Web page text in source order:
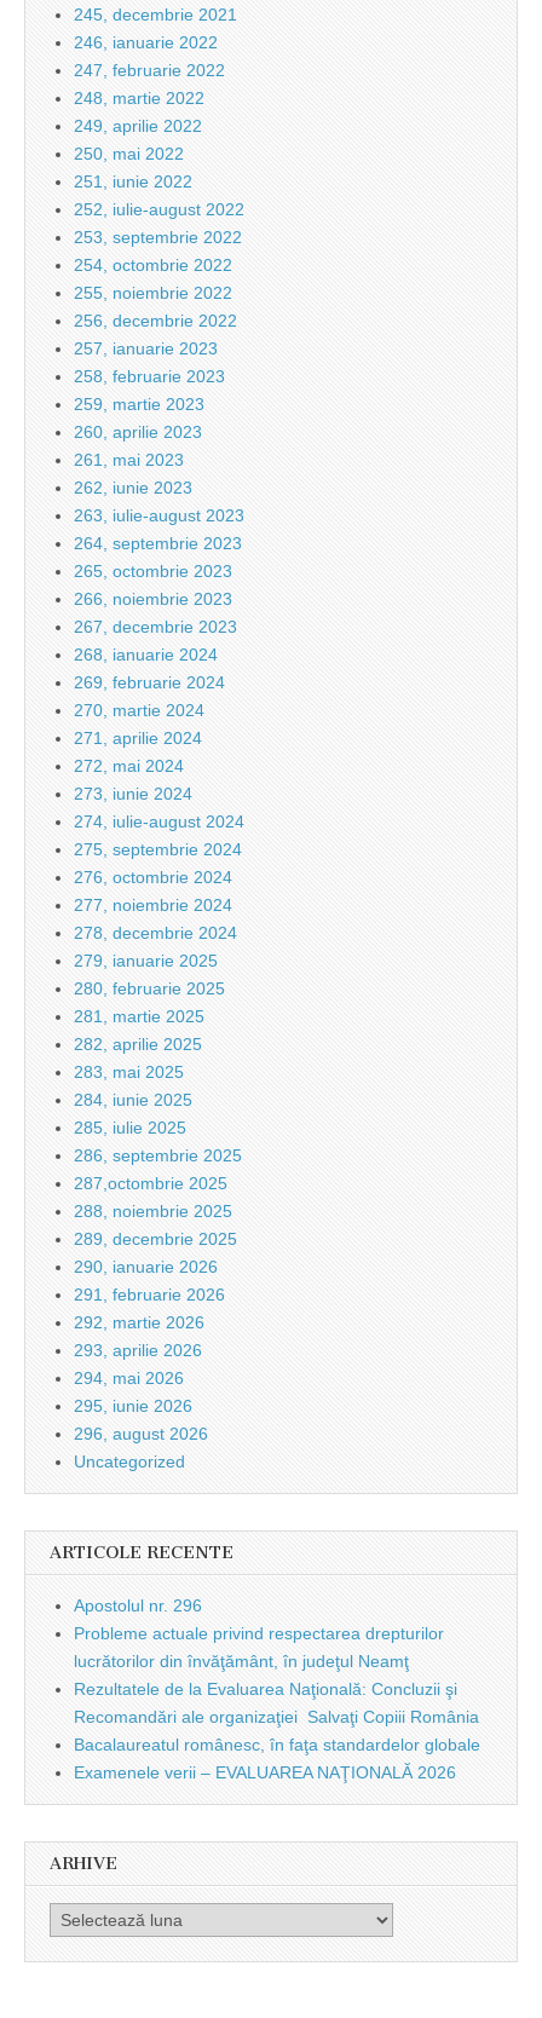
245, decembrie 2021
246, ianuarie 2022
247, februarie 2022
248, martie 2022
249, aprilie 2022
250, mai 2022
251, iunie 2022
252, iulie-august 2022
253, septembrie 2022
254, octombrie 2022
255, noiembrie 2022
256, decembrie 2022
257, ianuarie 2023
258, februarie 2023
259, martie 2023
260, aprilie 2023
261, mai 2023
262, iunie 2023
263, iulie-august 2023
264, septembrie 2023
265, octombrie 2023
266, noiembrie 2023
267, decembrie 2023
268, ianuarie 2024
269, februarie 2024
270, martie 2024
271, aprilie 2024
272, mai 2024
273, iunie 2024
274, iulie-august 2024
275, septembrie 2024
276, octombrie 2024
277, noiembrie 2024
278, decembrie 2024
279, ianuarie 2025
280, februarie 2025
281, martie 2025
282, aprilie 2025
283, mai 2025
284, iunie 2025
285, iulie 2025
286, septembrie 2025
287,octombrie 2025
288, noiembrie 2025
289, decembrie 2025
290, ianuarie 2026
291, februarie 2026
292, martie 2026
293, aprilie 2026
294, mai 2026
295, iunie 2026
296, august 2026
Uncategorized
ARTICOLE RECENTE
Apostolul nr. 296
Probleme actuale privind respectarea drepturilor
lucrătorilor din învăţământ, în judeţul Neamţ
Rezultatele de la Evaluarea Naţională: Concluzii şi
Recomandări ale organizaţiei Salvaţi Copiii România
Bacalaureatul românesc, în faţa standardelor globale
Examenele verii – EVALUAREA NAŢIONALĂ 2026
ARHIVE
Arhive